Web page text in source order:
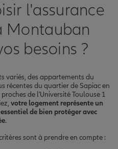
l'assurance
Montauban
besoins ?
variés, des appartements du
récentes du quartier de Sapiac en
de l'Université Toulouse 1
votre logement représente un
de bien protéger avec
.
sont à prendre en compte :